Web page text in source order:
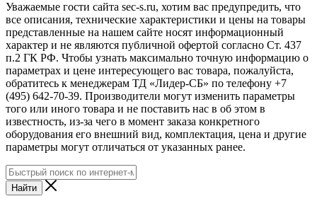
Уважаемые гости сайта sec-s.ru, хотим вас предупредить, что
все описания, технические характеристики и цены на товары
представленные на нашем сайте носят информационный
характер и не являются публичной офертой согласно Ст. 437
п.2 ГК РФ. Чтобы узнать максимально точную информацию о
параметрах и цене интересующего вас товара, пожалуйста,
обратитесь к менеджерам ТД «Лидер-СБ» по телефону +7
(495) 642-70-39. Производители могут изменить параметры
того или иного товара и не поставить нас в об этом в
известность, из-за чего в момент заказа конкретного
оборудования его внешний вид, комплектация, цена и другие
параметры могут отличаться от указанных ранее.
Найти